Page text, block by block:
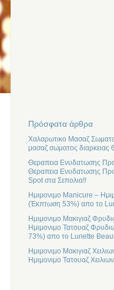
Πρόσφατα άρθρα
Χαλαρωτικο Μασαζ
μασαζ σωματος
Θεραπεια Ενυδατωσης
Θεραπεια Ενυδατωσης
Spot στα Σεπολια!!
Ημιμονιμο Manicure –
(Έκπτωση 53%) απο το
Ημιμονιμο Μακιγιαζ
Ημιμονιμο Τατουαζ
73%) απο το Lunette
Ημιμονιμο Μακιγιαζ
Ημιμονιμο Τατουαζ